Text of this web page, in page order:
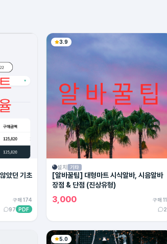
았던 기초
구매 174
97 PDF
3.9
설치 기타
[알바꿀팁] 대형마트 시식알바, 시음알바
장점 & 단점 (진상유형)
3,000
구매 11
2
5.0